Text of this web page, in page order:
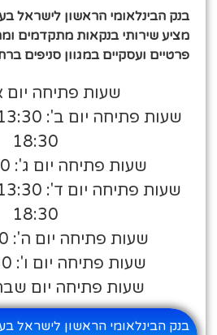
בנק הבינלאומי הראשון לישראל
מציע שירותי בנקאות מתקדמים
פרטיים ועסקיים במגוון סניפים
שעות פתיחה יום
18:30
שעות פתיחה יום ג': 8:30-13:30
18:30
שעות פתיחה יום ה': 8:30-13:30
שעות פתיחה יום ו': 8:30-11:30
שעות פתיחה יום
בנק הבינלאומי הראשון לישראל